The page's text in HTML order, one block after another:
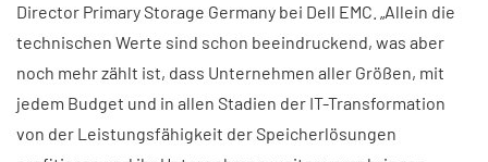
Director Primary Storage Germany bei Dell EMC. „Allein die
technischen Werte sind schon beeindruckend, was aber
noch mehr zählt ist, dass Unternehmen aller Größen, mit
jedem Budget und in allen Stadien der IT-Transformation
von der Leistungsfähigkeit der Speicherlösungen